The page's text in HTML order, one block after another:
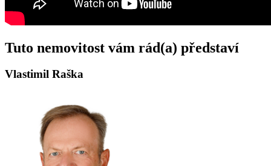
Tuto nemovitost vám rád(a) představí
Vlastimil Raška